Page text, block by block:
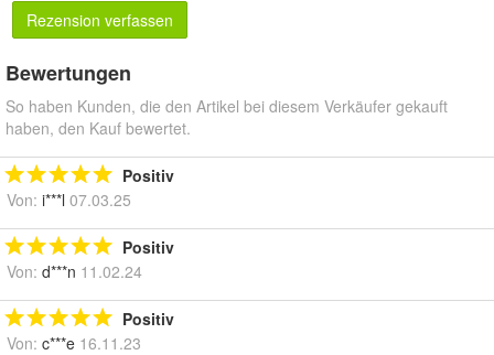
Rezension verfassen
Bewertungen
So haben Kunden, die den Artikel bei diesem Verkäufer gekauft
haben, den Kauf bewertet.
Positiv
Von: i***l 07.03.25
Positiv
Von: d***n 11.02.24
Positiv
Von: c***e 16.11.23